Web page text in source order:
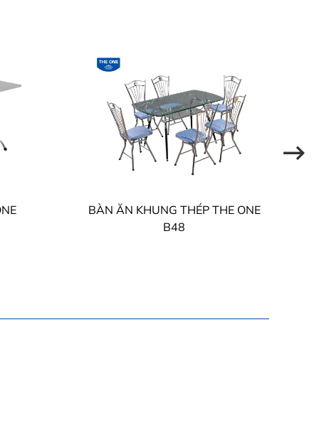
BÀN ĂN KHUNG THÉP THE ONE
B48